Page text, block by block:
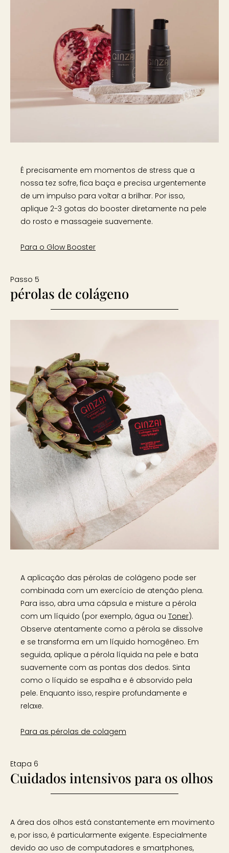
É precisamente em momentos de stress que a
nossa tez sofre, fica baça e precisa urgentemente
de um impulso para voltar a brilhar. Por isso,
aplique 2-3 gotas do booster diretamente na pele
do rosto e massageie suavemente.
Para o Glow Booster
Passo 5
pérolas de colágeno
A aplicação das pérolas de colágeno pode ser
combinada com um exercício de atenção plena.
Para isso, abra uma cápsula e misture a pérola
com um líquido (por exemplo, água ou Toner).
Observe atentamente como a pérola se dissolve
e se transforma em um líquido homogêneo. Em
seguida, aplique a pérola líquida na pele e bata
suavemente com as pontas dos dedos. Sinta
como o líquido se espalha e é absorvido pela
pele. Enquanto isso, respire profundamente e
relaxe.
Para as pérolas de colagem
Etapa 6
Cuidados intensivos para os olhos
A área dos olhos está constantemente em movimento
e, por isso, é particularmente exigente. Especialmente
devido ao uso de computadores e smartphones,